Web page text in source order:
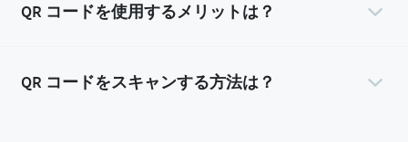
QR コードを使用するメリットは？
QR コードをスキャンする方法は？